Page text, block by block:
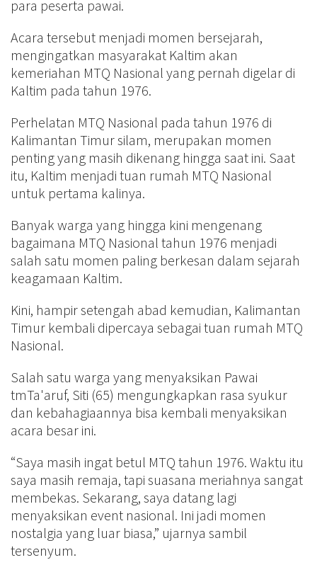
para peserta pawai.
Acara tersebut menjadi momen bersejarah,
mengingatkan masyarakat Kaltim akan
kemeriahan MTQ Nasional yang pernah digelar di
Kaltim pada tahun 1976.
Perhelatan MTQ Nasional pada tahun 1976 di
Kalimantan Timur silam, merupakan momen
penting yang masih dikenang hingga saat ini. Saat
itu, Kaltim menjadi tuan rumah MTQ Nasional
untuk pertama kalinya.
Banyak warga yang hingga kini mengenang
bagaimana MTQ Nasional tahun 1976 menjadi
salah satu momen paling berkesan dalam sejarah
keagamaan Kaltim.
Kini, hampir setengah abad kemudian, Kalimantan
Timur kembali dipercaya sebagai tuan rumah MTQ
Nasional.
Salah satu warga yang menyaksikan Pawai
tmTa'aruf, Siti (65) mengungkapkan rasa syukur
dan kebahagiaannya bisa kembali menyaksikan
acara besar ini.
“Saya masih ingat betul MTQ tahun 1976. Waktu itu
saya masih remaja, tapi suasana meriahnya sangat
membekas. Sekarang, saya datang lagi
menyaksikan event nasional. Ini jadi momen
nostalgia yang luar biasa,” ujarnya sambil
tersenyum.